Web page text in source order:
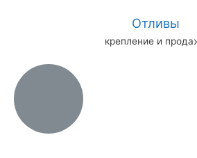
Отливы
крепление и